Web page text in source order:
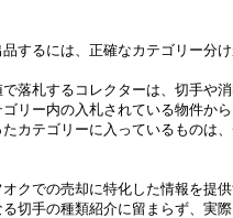
品するには、正確なカテゴリー分け
落札するコレクターは、切手や
ゴリー内の入札されている物件か
カテゴリーに入っているものは
オクでの売却に特化した情報を提供
る切手の種類紹介に留まらず、実